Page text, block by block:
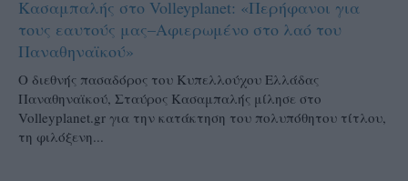
Κασαμπαλής στο Volleyplanet: «Περήφανοι για
τους εαυτούς μας–Aφιερωμένο στο λαό του
Παναθηναϊκού»
Ο διεθνής πασαδόρος του Κυπελλούχου Ελλάδας
Παναθηναϊκού, Σταύρος Κασαμπαλής μίλησε στο
Volleyplanet.gr για την κατάκτηση του πολυπόθητου τίτλου,
τη φιλόξενη...